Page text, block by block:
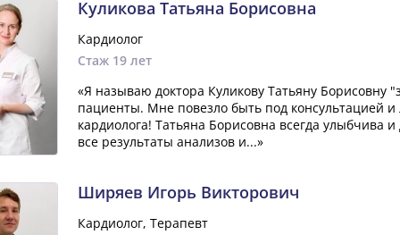
Куликова Татьяна Борисовна
Кардиолог
Стаж 19 лет
«Я называю доктора Куликову Татьяну Борисовну
пациенты. Мне повезло быть под консультацией
кардиолога! Татьяна Борисовна всегда улыбчива
все результаты анализов и...»
Ширяев Игорь Викторович
Кардиолог, Терапевт